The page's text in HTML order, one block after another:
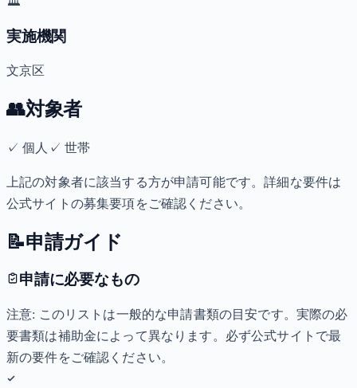
実施機関
文京区
👥対象者
✓個人 ✓ 世帯
上記の対象者に該当する方が申請可能です。詳細な要件は
公式サイトの募集要項をご確認ください。
📝申請ガイド
申請に必要なもの
注意: このリストは一般的な申請書類の目安です。実際の必
要書類は補助金によって異なります。必ず公式サイトで最
新の要件をご確認ください。